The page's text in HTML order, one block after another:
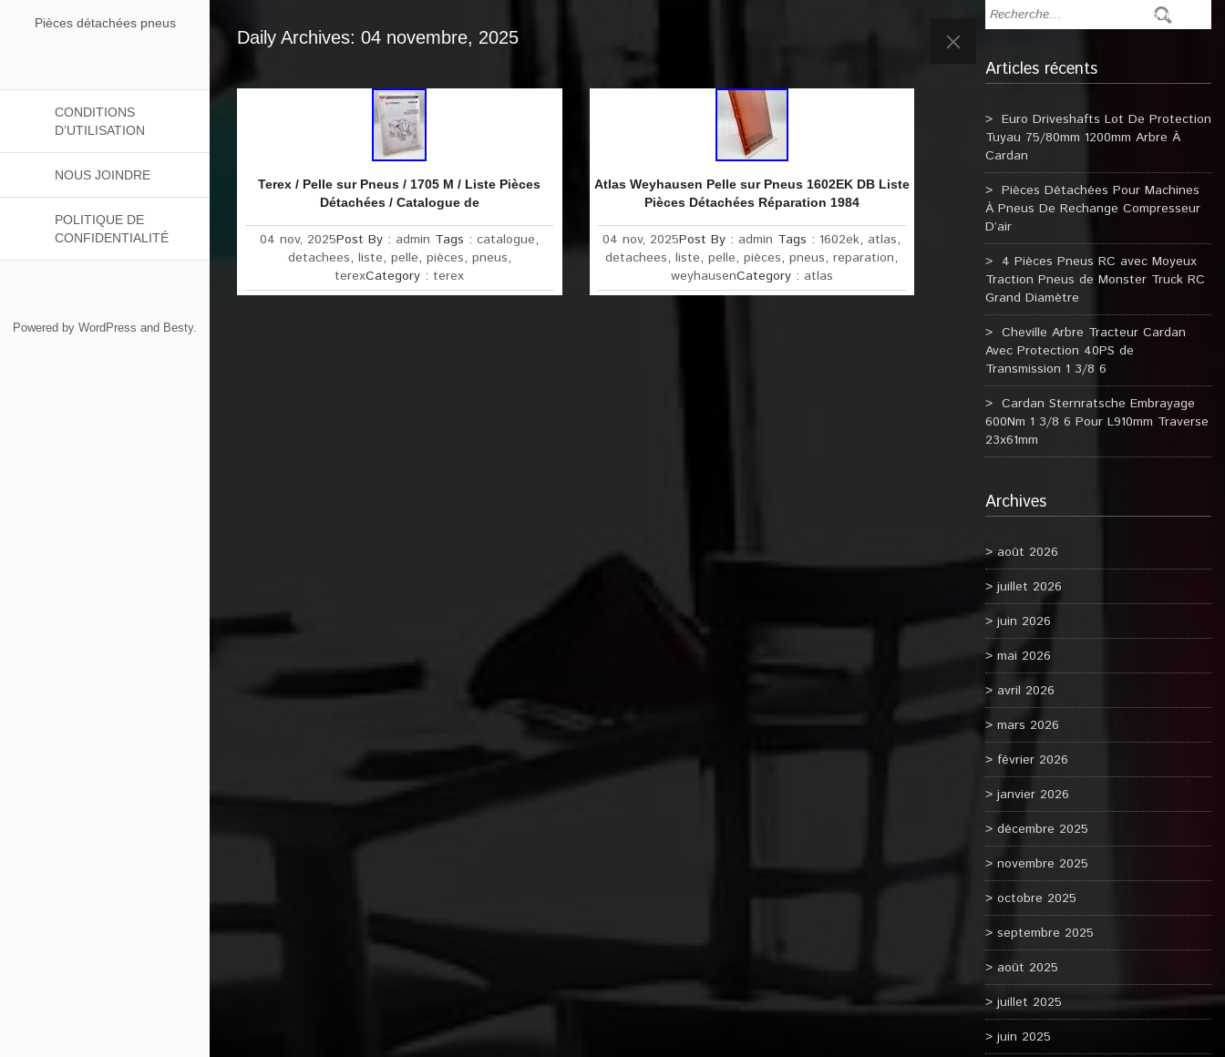
Pièces détachées pneus
CONDITIONS
D’UTILISATION
NOUS JOINDRE
POLITIQUE DE
CONFIDENTIALITÉ
Powered by WordPress and Besty.
Daily Archives: 04 novembre, 2025
Terex / Pelle sur Pneus / 1705 M / Liste Pièces
Détachées / Catalogue de
04 nov, 2025Post By : admin Tags :catalogue,
detachees, liste, pelle, pièces, pneus,
terexCategory :terex
Atlas Weyhausen Pelle sur Pneus 1602EK DB Liste
Pièces Détachées Réparation 1984
04 nov, 2025Post By : admin Tags : 1602ek, atlas,
detachees,liste,pelle,pièces,pneus,reparation,
weyhausenCategory : atlas
Articles récents
Euro Driveshafts Lot De Protection
Tuyau 75/80mm 1200mm Arbre À
Cardan
Pièces Détachées Pour Machines
À Pneus De Rechange Compresseur
D’air
4 Pièces Pneus RC avec Moyeux
Traction Pneus de Monster Truck RC
Grand Diamètre
Cheville Arbre Tracteur Cardan
Avec Protection 40PS de
Transmission 1 3/8 6
Cardan Sternratsche Embrayage
600Nm 1 3/8 6 Pour L910mm Traverse
23x61mm
Archives
août 2026
juillet 2026
juin 2026
mai 2026
avril 2026
mars 2026
février 2026
janvier 2026
décembre 2025
novembre 2025
octobre 2025
septembre 2025
août 2025
juillet 2025
juin 2025